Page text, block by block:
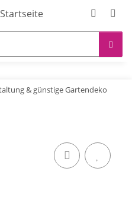
& günstige Gartendeko